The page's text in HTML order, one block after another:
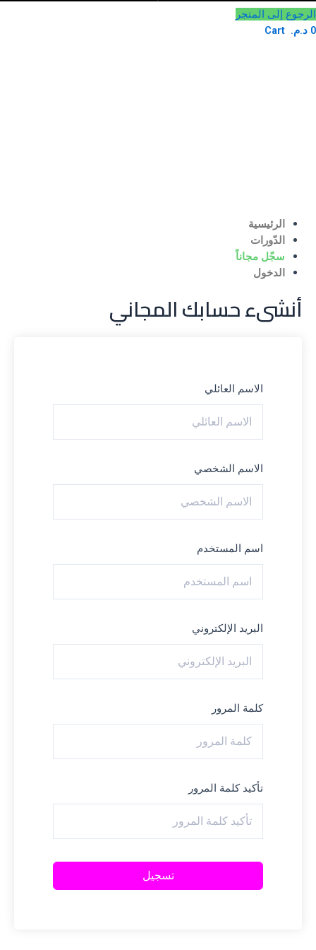
الرجوع إلى المتجر
0 د.م. Cart
الرئيسية
الدّورات
سجّل مجاناً
الدخول
أنشىء حسابك المجاني
الاسم العائلي
الاسم الشخصي
اسم المستخدم
البريد الإلكتروني
كلمة المرور
تأكيد كلمة المرور
تسجيل